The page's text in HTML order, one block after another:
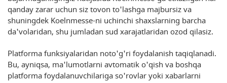
qanday zarar uchun siz tovon to'lashga majbursiz va
shuningdek Koelnmesse-ni uchinchi shaxslarning barcha
da'volaridan, shu jumladan sud xarajatlaridan ozod qilasiz.
Platforma funksiyalaridan noto'g'ri foydalanish taqiqlanadi.
Bu, ayniqsa, ma'lumotlarni avtomatik o'qish va boshqa
platforma foydalanuvchilariga so'rovlar yoki xabarlarni